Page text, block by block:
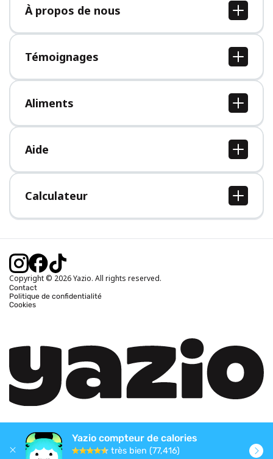
À propos de nous
À propos de nous
Postes
Presse
Témoignages
Tous les témoignages
Aliments
Tous les aliments
Aide
Centre d'aide
Calculateur
Calcul IMC
Calcul poids idéal
Calcul calories brûlées
Copyright © 2026 Yazio. All rights reserved.
Contact
Politique de confidentialité
Cookies
Yazio compteur de calories
très bien (77,416)